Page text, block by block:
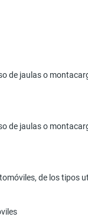
de jaulas o
de jaulas o
de los tipos